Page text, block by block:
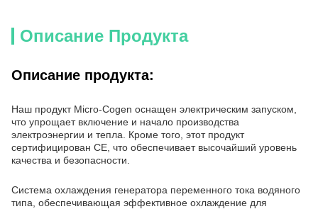
Описание Продукта
Описание продукта:
Наш продукт Micro-Cogen оснащен электрическим запуском,
что упрощает включение и начало производства
электроэнергии и тепла. Кроме того, этот продукт
сертифицирован CE, что обеспечивает высочайший уровень
качества и безопасности.
Система охлаждения генератора переменного тока водяного
типа, обеспечивающая эффективное охлаждение для